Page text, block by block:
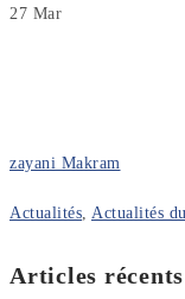
27 Mar
zayani Makram
Actualités Actualités
Articles récents